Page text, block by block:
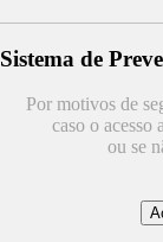
Sistema de
Por motivos de
caso o acesso
ou se